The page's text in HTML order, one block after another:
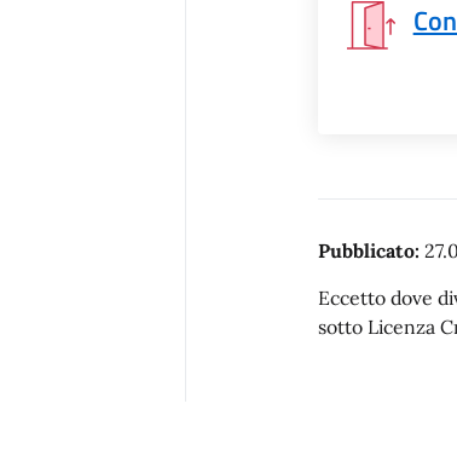
Pubblicato:
Eccetto dove
sotto Licenza